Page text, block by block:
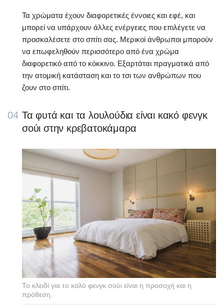
Τα χρώματα έχουν διαφορετικές έννοιες και εφέ, και
μπορεί να υπάρχουν άλλες ενέργειες που επιλέγετε να
προσκαλέσετε στο σπίτι σας. Μερικοί άνθρωποι μπορούν
να επωφεληθούν περισσότερο από ένα χρώμα
διαφορετικό από το κόκκινο. Εξαρτάται πραγματικά από
την ατομική κατάσταση και το τσι των ανθρώπων που
ζουν στο σπίτι.
04 Τα φυτά και τα λουλούδια είναι κακό φενγκ
σούι στην κρεβατοκάμαρα
Το κλειδί για το καλό φενγκ σούι είναι η προσοχή και η
πρόθεση.